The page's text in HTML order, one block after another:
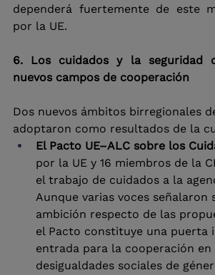
dependerá fuertemente de este
por la UE.
6. Los cuidados y la seguridad
nuevos campos de cooperación
Dos nuevos ámbitos birregionales
adoptaron como resultados de la
El Pacto UE–ALC sobre los
por la UE y 16 miembros de la
el trabajo de cuidados a la
Aunque varias voces señalaron
ambición respecto de las
el Pacto constituye una puerta
entrada para la cooperación
desigualdades sociales de